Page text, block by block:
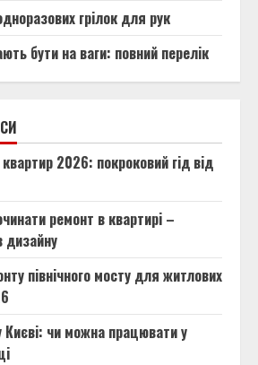
грілок для рук
бути на ваги: повний перелік
2026: покроковий гід від
ремонт в квартирі –
дизайну
північного мосту для житлових
Києві: чи можна працювати у